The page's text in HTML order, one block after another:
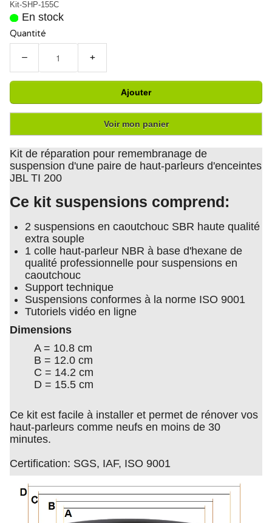
Kit-SHP-155C
En stock
Quantité
− +
Ajouter
Voir mon panier
Kit de réparation pour remembranage de
suspension d'une paire de haut-parleurs d'enceintes
JBL TI 200
Ce kit suspensions comprend:
2 suspensions en caoutchouc SBR haute qualité
extra souple
1 colle haut-parleur NBR à base d'hexane de
qualité professionnelle pour suspensions en
caoutchouc
Support technique
Suspensions conformes à la norme ISO 9001
Tutoriels vidéo en ligne
Dimensions
A = 10.8 cm
B = 12.0 cm
C = 14.2 cm
D = 15.5 cm
Ce kit est facile à installer et permet de rénover vos
haut-parleurs comme neufs en moins de 30
minutes.
Certification: SGS, IAF, ISO 9001